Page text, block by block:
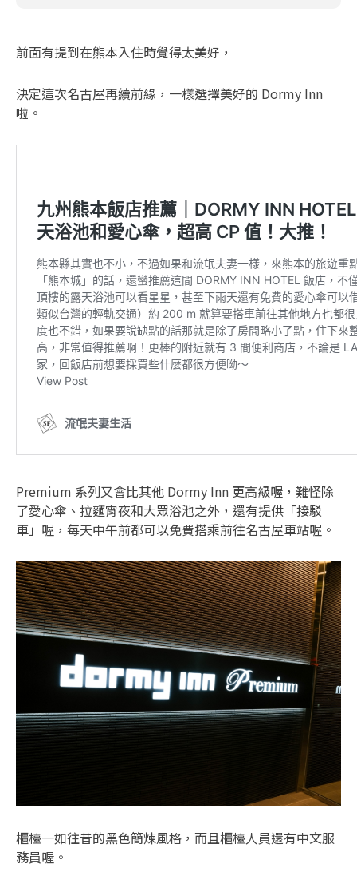
前面有提到在熊本入住時覺得太美好，
決定這次名古屋再續前緣，一樣選擇美好的 Dormy Inn
啦。
Premium 系列又會比其他 Dormy Inn 更高級喔，難怪除
了愛心傘、拉麵宵夜和大眾浴池之外，還有提供「接駁
車」喔，每天中午前都可以免費搭乘前往名古屋車站喔。
櫃檯一如往昔的黑色簡煉風格，而且櫃檯人員還有中文服
務員喔。